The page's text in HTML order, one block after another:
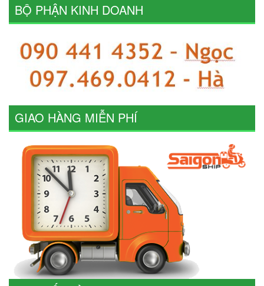
BỘ PHẬN KINH DOANH
GIAO HÀNG MIỄN PHÍ